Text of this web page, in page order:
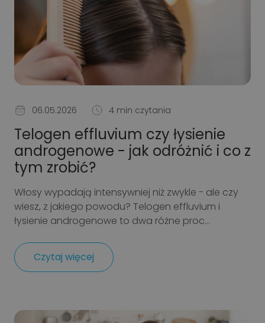
06.05.2026 4 min czytania
Telogen effluvium czy łysienie
androgenowe - jak odróżnić i co z
tym zrobić?
Włosy wypadają intensywniej niż zwykle - ale czy
wiesz, z jakiego powodu? Telogen effluvium i
łysienie androgenowe to dwa różne proc...
Czytaj więcej